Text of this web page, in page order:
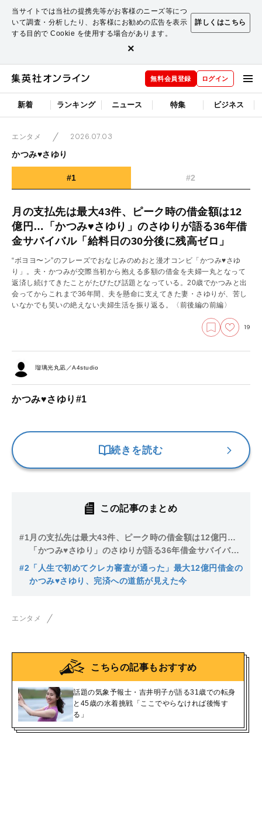
当サイトでは当社の提携先等がお客様のニーズ等につ
いて調査・分析したり、お客様にお勧めの広告を表示
する目的で Cookie を使用する場合があります。
詳しくはこちら
×
無料会員登録 ログイン
新着 ランキング ニュース 特集 ビジネス
エンタメ
2026.07.03
かつみ♥さゆり
#1 #2
月の支払先は最大43件、ピーク時の借金額は12
億円…「かつみ♥さゆり」のさゆりが語る36年借
金サバイバル「給料日の30分後に残高ゼロ」
“ボヨヨ〜ン”のフレーズでおなじみのめおと漫才コンビ「かつみ♥さゆ
り」。夫・かつみが交際当初から抱える多額の借金を夫婦一丸となって
返済し続けてきたことがたびたび話題となっている。20歳でかつみと出
会ってからこれまで36年間、夫を懸命に支えてきた妻・さゆりが、苦し
いなかでも笑いの絶えない夫婦生活を振り返る。
〈前後編の前編〉
19
瑠璃光丸凪／A4studio
かつみ♥さゆり#1
続きを読む
この記事のまとめ
#1 月の支払先は最大43件、ピーク時の借金額は12億円…
「かつみ♥さゆり」のさゆりが語る36年借金サバイバル
「給料日の30分後に残高ゼロ」
#2 「人生で初めてクレカ審査が通った」最大12億円借金の
かつみ♥さゆり、完済への道筋が見えた今
エンタメ
こちらの記事もおすすめ
話題の気象予報士・吉井明子が語る31歳での転身
と45歳の水着挑戦「ここでやらなければ後悔す
る」